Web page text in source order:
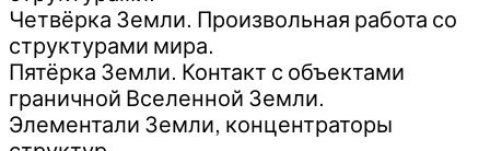
Четвёрка Земли. Произвольная работа со
структурами мира.
Пятёрка Земли. Контакт с объектами
граничной Вселенной Земли.
Элементали Земли, концентраторы